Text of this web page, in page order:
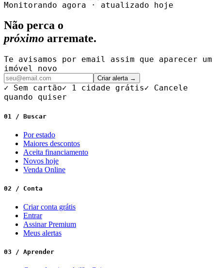
Monitorando agora · atualizado hoje
Não perca o
próximo arremate.
Te avisamos por email assim que aparecer um
imóvel novo
Criar alerta →
✓ Sem cartão✓ 1 cidade grátis✓ Cancele
quando quiser
01 / Buscar
Por estado
Maiores descontos
Aceita financiamento
Novos hoje
Venda Online
02 / Conta
Criar conta grátis
Entrar
Assinar Premium
Meus alertas
03 / Aprender